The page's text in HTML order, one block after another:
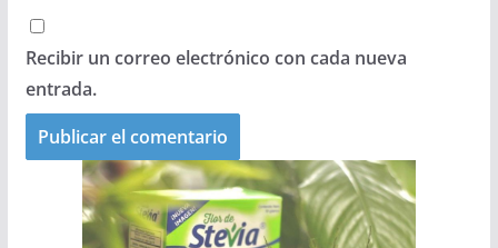
Recibir un correo electrónico con cada nueva
entrada.